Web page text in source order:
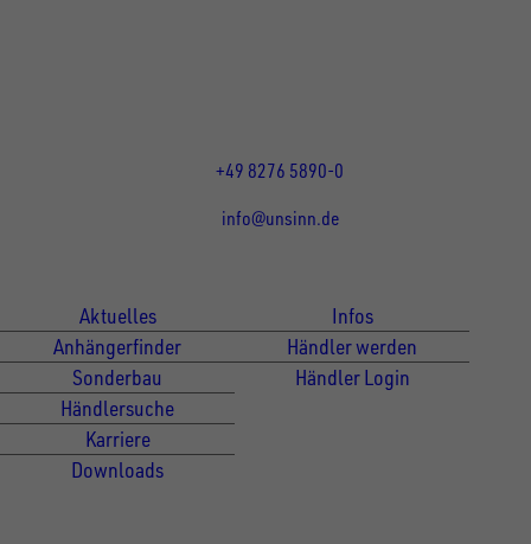
+49 8276 5890-0
info@unsinn.de
Aktuelles
Anhängerfinder
Sonderbau
Händlersuche
Karriere
Downloads
Infos
Händler werden
Händler Login